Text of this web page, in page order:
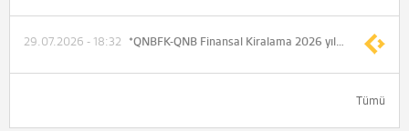
*QNBFK-QNB Finansal Kiralama 2026 yılı 6 aylık konsolide olmayan net dönem karı 1.152.023.000 TL (Önceki 857.016.000 TL)
29.07.2026 - 18:32
Tümü